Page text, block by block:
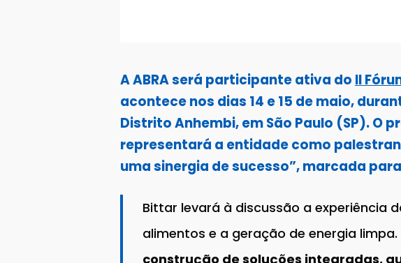
A ABRA será participante ativa do II
acontece nos dias 14 e 15 de maio,
Distrito Anhembi, em São Paulo (SP). O
representará a entidade como
uma sinergia de sucesso”, marcada
Bittar levará à discussão a experiência
alimentos e a geração de energia limpa.
construção de soluções integradas,